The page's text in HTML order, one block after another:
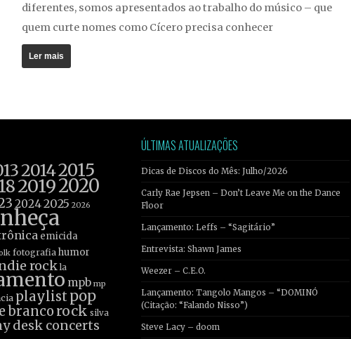
diferentes, somos apresentados ao trabalho do músico – que
quem curte nomes como Cícero precisa conhecer
Ler mais
20142015
20192020
20242025 2026
emicida
fotografia humor
rockla
mpb mp
playlist pop
branco rock silva
desk concerts
ÚLTIMAS ATUALIZAÇÕES
Dicas de Discos do Mês: Julho/2026
Carly Rae Jepsen – Don’t Leave Me on the Dance
Floor
Lançamento: Leffs – “Sagitário”
Entrevista: Shawn James
Weezer – C.E.O.
Lançamento: Tangolo Mangos – “DOMINÓ
(Citação: “Falando Nisso”)
Steve Lacy – doom